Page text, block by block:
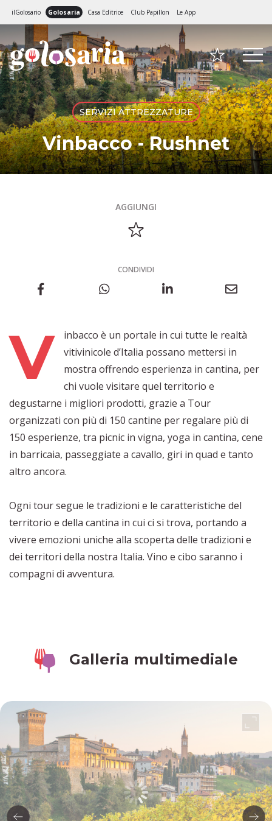
ilGolosario Golosaria Casa Editrice Club Papillon Le App
SERVIZI ATTREZZATURE
Vinbacco - Rushnet
AGGIUNGI
CONDIVIDI
V
inbacco è un portale in cui tutte le realtà
vitivinicole d’Italia possano mettersi in
mostra offrendo esperienza in cantina, per
chi vuole visitare quel territorio e
degustarne i migliori prodotti, grazie a Tour
organizzati con più di 150 cantine per regalare più di
150 esperienze, tra picnic in vigna, yoga in cantina, cene
in barricaia, passeggiate a cavallo, giri in quad e tanto
altro ancora.
Ogni tour segue le tradizioni e le caratteristiche del
territorio e della cantina in cui ci si trova, portando a
vivere emozioni uniche alla scoperta delle tradizioni e
dei territori della nostra Italia. Vino e cibo saranno i
compagni di avventura.
Galleria multimediale